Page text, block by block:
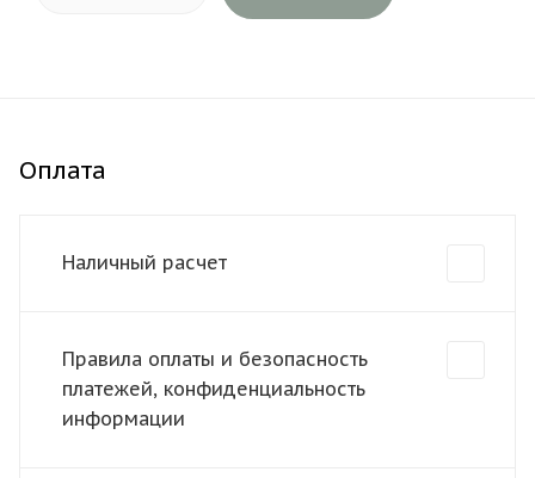
Оплата
Наличный расчет
Правила оплаты и безопасность
платежей, конфиденциальность
информации